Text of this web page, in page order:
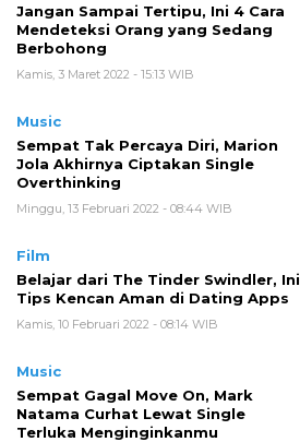
Jangan Sampai Tertipu, Ini 4 Cara
Mendeteksi Orang yang Sedang
Berbohong
Kamis, 3 Maret 2022 - 15:13 WIB
Music
Sempat Tak Percaya Diri, Marion
Jola Akhirnya Ciptakan Single
Overthinking
Minggu, 13 Februari 2022 - 08:44 WIB
Film
Belajar dari The Tinder Swindler, Ini
Tips Kencan Aman di Dating Apps
Kamis, 10 Februari 2022 - 08:14 WIB
Music
Sempat Gagal Move On, Mark
Natama Curhat Lewat Single
Terluka Menginginkanmu